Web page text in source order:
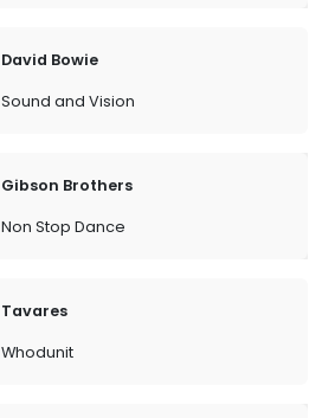
David Bowie
Sound and Vision
Gibson Brothers
Non Stop Dance
Tavares
Whodunit